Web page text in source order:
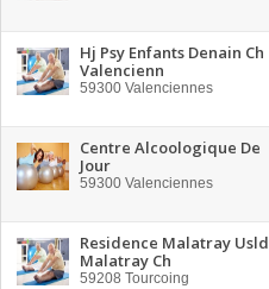
Hj Psy Enfants Denain Ch
Valencienn
59300 Valenciennes
Centre Alcoologique De
Jour
59300 Valenciennes
Residence Malatray Usld
Malatray Ch
59208 Tourcoing